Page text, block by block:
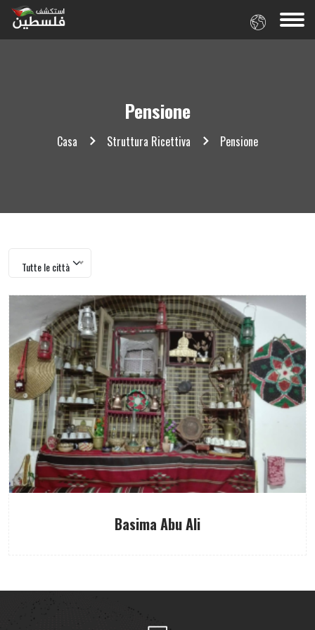
Pensione
Casa Struttura Ricettiva Pensione
Tutte le città
Basima Abu Ali